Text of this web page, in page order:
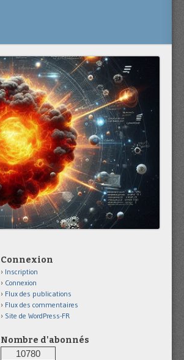
Connexion
Inscription
Connexion
Flux des publications
Flux des commentaires
Site de WordPress-FR
Nombre d'abonnés
10780